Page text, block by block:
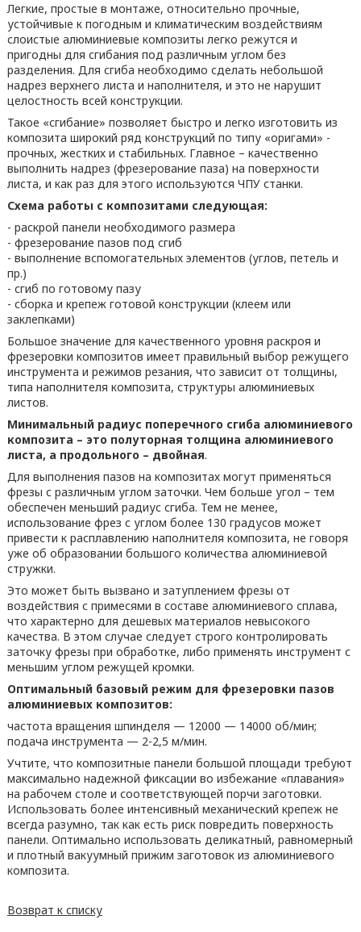
Легкие, простые в монтаже, относительно прочные,
устойчивые к погодным и климатическим воздействиям
слоистые алюминиевые композиты легко режутся и
пригодны для сгибания под различным углом без
разделения. Для сгиба необходимо сделать небольшой
надрез верхнего листа и наполнителя, и это не нарушит
целостность всей конструкции.
Такое «сгибание» позволяет быстро и легко изготовить из
композита широкий ряд конструкций по типу «оригами» -
прочных, жестких и стабильных. Главное – качественно
выполнить надрез (фрезерование паза) на поверхности
листа, и как раз для этого используются ЧПУ станки.
Схема работы с композитами следующая:
- раскрой панели необходимого размера
- фрезерование пазов под сгиб
- выполнение вспомогательных элементов (углов, петель и
пр.)
- сгиб по готовому пазу
- сборка и крепеж готовой конструкции (клеем или
заклепками)
Большое значение для качественного уровня раскроя и
фрезеровки композитов имеет правильный выбор режущего
инструмента и режимов резания, что зависит от толщины,
типа наполнителя композита, структуры алюминиевых
листов.
Минимальный радиус поперечного сгиба алюминиевого
композита – это полуторная толщина алюминиевого
листа, а продольного – двойная.
Для выполнения пазов на композитах могут применяться
фрезы с различным углом заточки. Чем больше угол – тем
обеспечен меньший радиус сгиба. Тем не менее,
использование фрез с углом более 130 градусов может
привести к расплавлению наполнителя композита, не говоря
уже об образовании большого количества алюминиевой
стружки.
Это может быть вызвано и затуплением фрезы от
воздействия с примесями в составе алюминиевого сплава,
что характерно для дешевых материалов невысокого
качества. В этом случае следует строго контролировать
заточку фрезы при обработке, либо применять инструмент с
меньшим углом режущей кромки.
Оптимальный базовый режим для фрезеровки пазов
алюминиевых композитов:
частота вращения шпинделя — 12000 — 14000 об/мин;
подача инструмента — 2-2,5 м/мин.
Учтите, что композитные панели большой площади требуют
максимально надежной фиксации во избежание «плавания»
на рабочем столе и соответствующей порчи заготовки.
Использовать более интенсивный механический крепеж не
всегда разумно, так как есть риск повредить поверхность
панели. Оптимально использовать деликатный, равномерный
и плотный вакуумный прижим заготовок из алюминиевого
композита.
Возврат к списку